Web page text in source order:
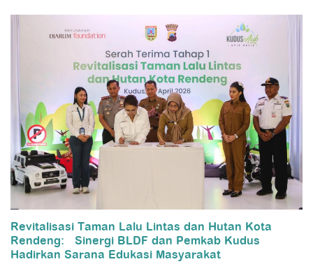
Revitalisasi Taman Lalu Lintas dan Hutan Kota
Rendeng: Sinergi BLDF dan Pemkab Kudus
Hadirkan Sarana Edukasi Masyarakat